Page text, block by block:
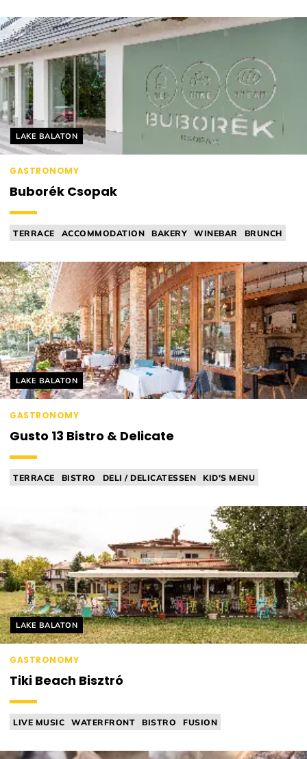
Helyszín címkék:
LAKE BALATON
GASTRONOMY
Buborék Csopak
TERRACE ACCOMMODATION BAKERY WINEBAR BRUNCH
Helyszín címkék:
LAKE BALATON
GASTRONOMY
Gusto 13 Bistro & Delicate
TERRACE BISTRO DELI / DELICATESSEN
KID'S MENU
Helyszín címkék:
LAKE BALATON
GASTRONOMY
Tiki Beach Bisztró
LIVE MUSIC WATERFRONT BISTRO FUSION